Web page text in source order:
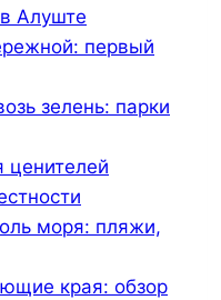
Алуште
первый
зелень: парки
ценителей
моря: пляжи,
края: обзор